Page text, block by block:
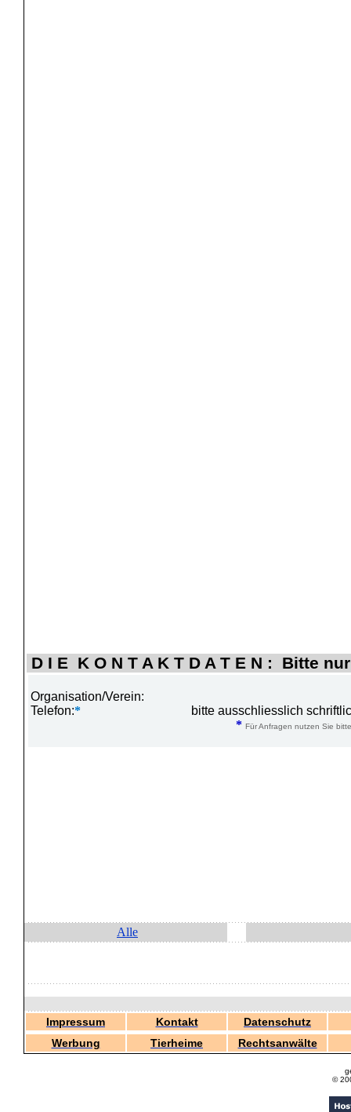
D I E K O N T A K T D A T E N : Bitte
Organisation/Verein:
Telefon:*
bitte ausschliesslich
* Für Anfragen nutzen Sie
Alle
Impressum Kontakt
Datenschutz
Werbung
Tierheime Rechtsanwälte
©